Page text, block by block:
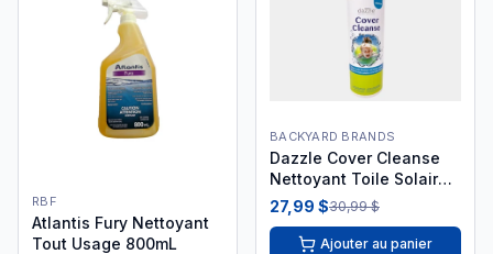
RBF
Atlantis Fury Nettoyant
Tout Usage 800mL
BACKYARD BRANDS
Dazzle Cover Cleanse
Nettoyant Toile Solaire
1L DAZ05013
27,99 $30,99 $
Ajouter au panier